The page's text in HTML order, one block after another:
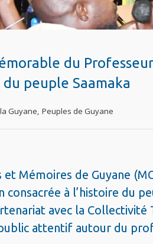
du
peuple Saamaka
Guyane, Peuples de Guyane
et Mémoires de Guyane
consacrée à l’histoire du
avec la Collectivité
attentif autour du